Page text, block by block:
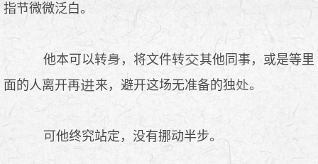
指节微微泛白。
他本可以转 ，将文件转
其他同事，或是等里
面的人离开再
来，避开这场无准备的独 。
可他终究站定，没有挪动半步。